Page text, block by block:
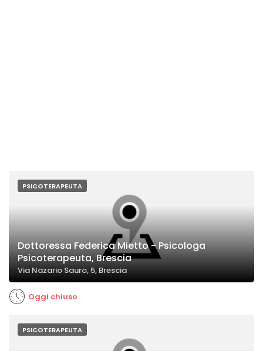
PSICOTERAPEUTA
Dottoressa Federica Mietto - Psicologa
Psicoterapeuta, Brescia
Via Nazario Sauro, 5, Brescia
Oggi chiuso
PSICOTERAPEUTA